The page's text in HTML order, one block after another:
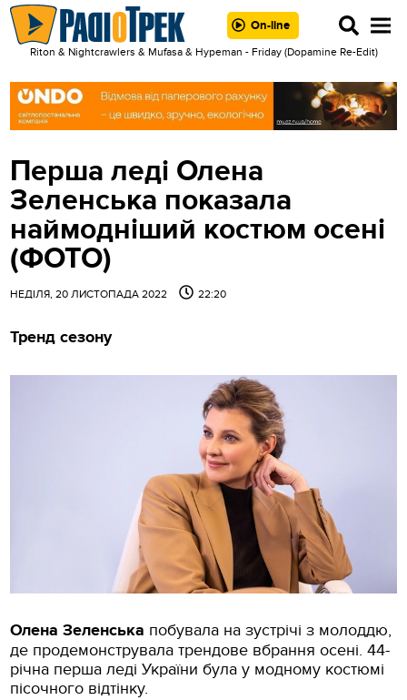
On-line
Riton & Nightcrawlers & Mufasa & Hypeman - Friday (Dopamine Re-Edit)
Перша леді Олена
Зеленська показала
наймодніший костюм осені
(ФОТО)
НЕДІЛЯ, 20 ЛИСТОПАДА 2022 22:20
Тренд сезону
Олена Зеленська побувала на зустрічі з молоддю,
де продемонструвала трендове вбрання осені. 44-
річна перша леді України була у модному костюмі
пісочного відтінку.